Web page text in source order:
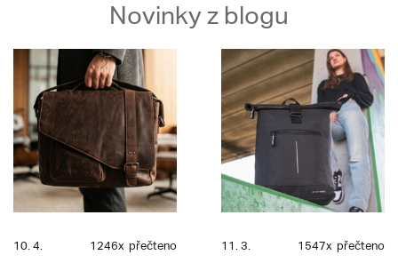
Novinky z blogu
10. 4. 1246x přečteno 11. 3. 1547x přečteno